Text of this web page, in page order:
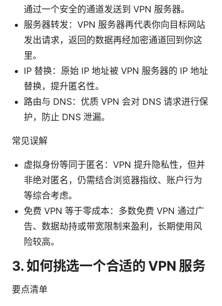
通过一个安全的通道发送到 VPN 服务器。
服务器转发：VPN 服务器再代表你向目标网站
发出请求，返回的数据再经加密通道回到你这
里。
IP 替换：原始 IP 地址被 VPN 服务器的 IP 地址
替换，提升匿名性。
路由与 DNS：优质 VPN 会对 DNS 请求进行保
护，防止 DNS 泄漏。
常见误解
虚拟身份等同于匿名：VPN 提升隐私性，但并
非绝对匿名，仍需结合浏览器指纹、账户行为
等综合考虑。
免费 VPN 等于零成本：多数免费 VPN 通过广
告、数据劫持或带宽限制来盈利，长期使用风
险较高。
3. 如何挑选一个合适的 VPN 服务
要点清单